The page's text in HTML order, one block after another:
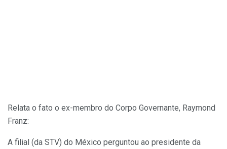
Relata o fato o ex-membro do Corpo Governante, Raymond
Franz:
A filial (da STV) do México perguntou ao presidente da